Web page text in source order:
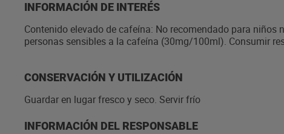
INFORMACIÓN DE INTERÉS
Contenido elevado de cafeína: No recomendado para
personas sensibles a la cafeína (30mg/100ml). Consumir
CONSERVACIÓN Y UTILIZACIÓN
Guardar en lugar fresco y seco. Servir frío
INFORMACIÓN DEL RESPONSABLE